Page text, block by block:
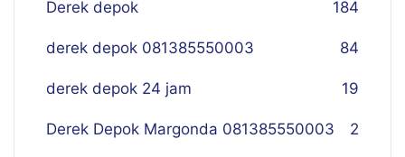
Derek depok 184
derek depok 081385550003 84
derek depok 24 jam 19
Derek Depok Margonda 081385550003 2